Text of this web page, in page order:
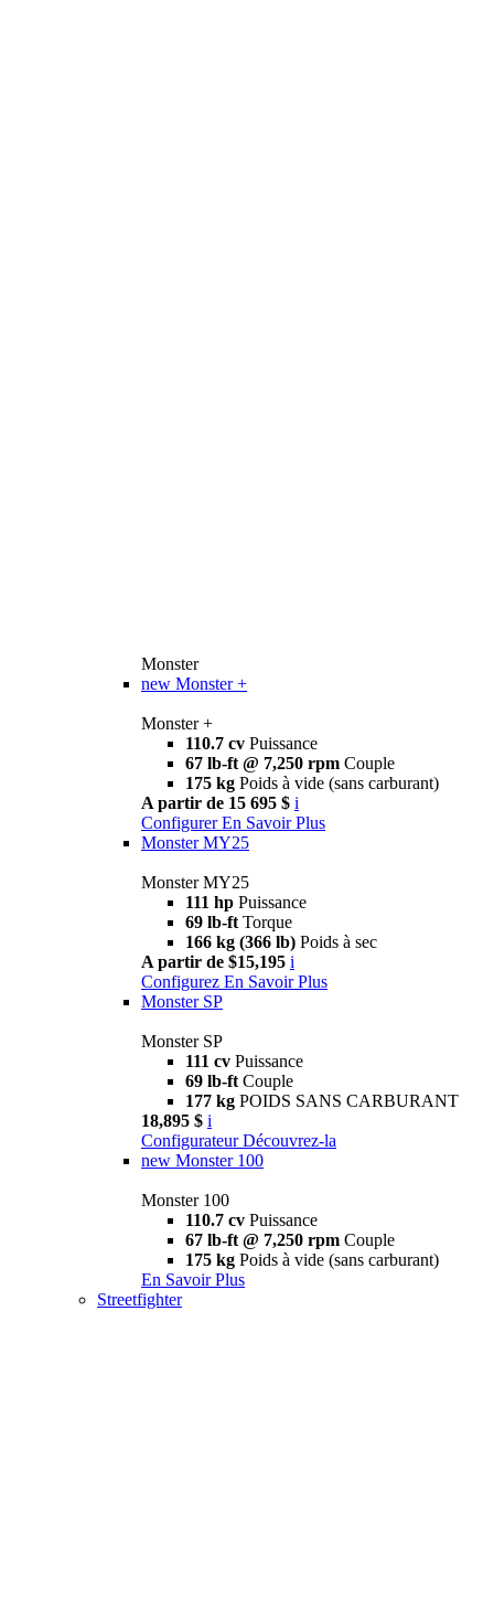
Monster
new Monster +
Monster +
110.7 cv Puissance
67 lb-ft @ 7,250 rpm Couple
175 kg Poids à vide (sans carburant)
A partir de 15 695 $ i
Configurer En Savoir Plus
Monster MY25
Monster MY25
111 hp Puissance
69 lb-ft Torque
166 kg (366 lb) Poids à sec
A partir de $15,195 i
Configurez En Savoir Plus
Monster SP
Monster SP
111 cv Puissance
69 lb-ft Couple
177 kg POIDS SANS CARBURANT
18,895 $ i
Configurateur Découvrez-la
new Monster 100
Monster 100
110.7 cv Puissance
67 lb-ft @ 7,250 rpm Couple
175 kg Poids à vide (sans carburant)
En Savoir Plus
Streetfighter